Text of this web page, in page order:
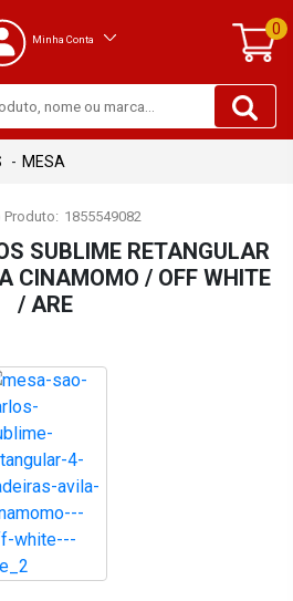
Minha Conta
0
MESA
Produto: 1855549082
SUBLIME RETANGULAR
CINAMOMO / OFF WHITE
/ ARE